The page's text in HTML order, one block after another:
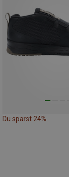
Du sparst 24%